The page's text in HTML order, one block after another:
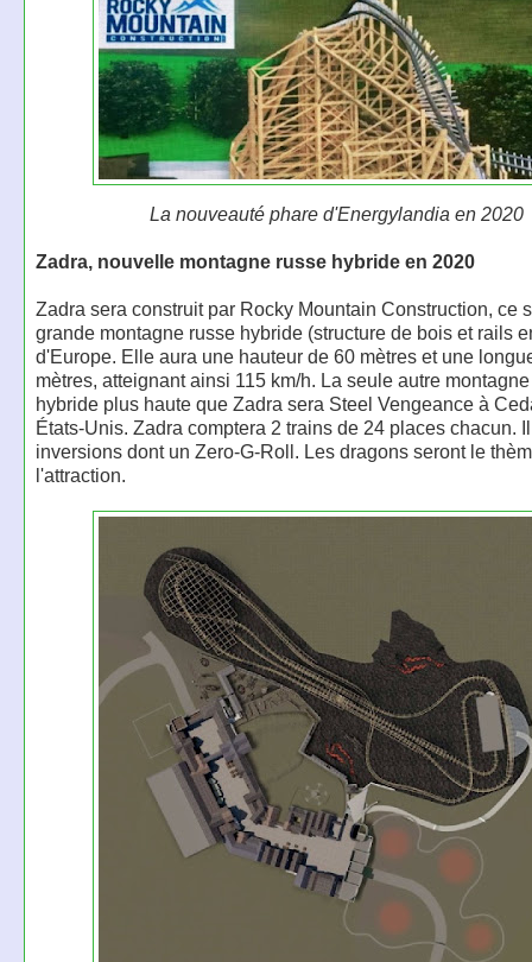
La nouveauté phare d'Energylandia en 2020
Zadra, nouvelle montagne russe hybride en 2020
Zadra sera construit par Rocky Mountain Construction, ce
grande montagne russe hybride (structure de bois et rails
d'Europe. Elle aura une hauteur de 60 mètres et une
mètres, atteignant ainsi 115 km/h. La seule autre
hybride plus haute que Zadra sera Steel Vengeance à
États-Unis. Zadra comptera 2 trains de 24 places chacun.
inversions dont un Zero-G-Roll. Les dragons seront le
l'attraction.